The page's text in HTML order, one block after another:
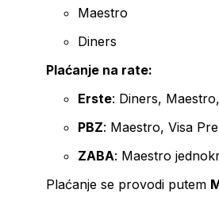
Maestro
Diners
Plaćanje na rate:
Erste: Diners,
PBZ: Maestro, Visa
ZABA: Maestro
Plaćanje se provodi putem